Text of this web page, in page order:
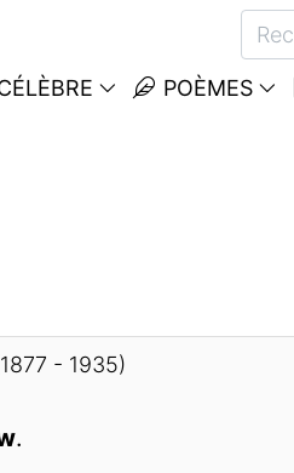
POÈMES
- 1935)
.